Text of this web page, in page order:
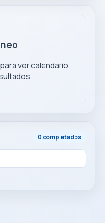
0 completados
ver calendario,